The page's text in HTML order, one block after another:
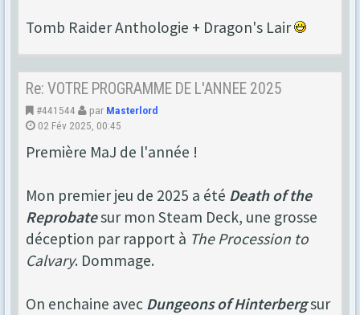
Tomb Raider Anthologie + Dragon's Lair
Re: VOTRE PROGRAMME DE L'ANNEE 2025
#441544 par Masterlord
02 Fév 2025, 00:45
Première MaJ de l'année !
Mon premier jeu de 2025 a été Death of the
Reprobatesur mon Steam Deck, une grosse
déception par rapport à The Procession to
Calvary. Dommage.
On enchaine avec Dungeons of Hinterbergsur